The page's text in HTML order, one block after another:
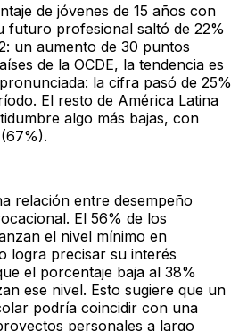
de jóvenes de 15 años con
futuro profesional saltó de 22%
un aumento de 30 puntos
de la OCDE, la tendencia es
la cifra pasó de 25%
El resto de América Latina
algo más bajas, con
relación entre desempeño
El 56% de los
el nivel mínimo en
logra precisar su interés
el porcentaje baja al 38%
ese nivel. Esto sugiere que un
podría coincidir con una
personales a largo